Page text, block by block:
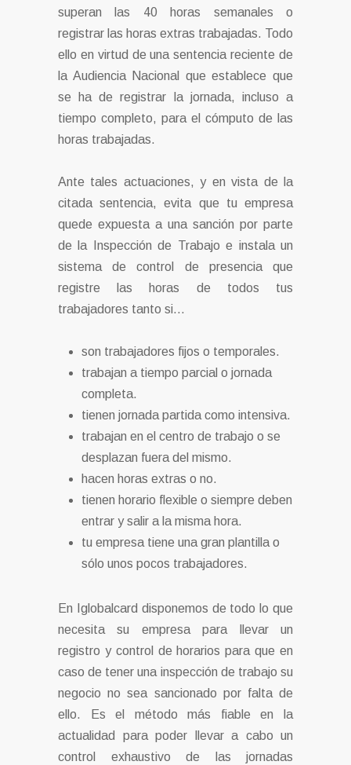
superan las 40 horas semanales o
registrar las horas extras trabajadas. Todo
ello en virtud de una sentencia reciente de
la Audiencia Nacional que establece que
se ha de registrar la jornada, incluso a
tiempo completo, para el cómputo de las
horas trabajadas.
Ante tales actuaciones, y en vista de la
citada sentencia, evita que tu empresa
quede expuesta a una sanción por parte
de la Inspección de Trabajo e instala un
sistema de control de presencia que
registre las horas de todos tus
trabajadores tanto si…
son trabajadores fijos o temporales.
trabajan a tiempo parcial o jornada
completa.
tienen jornada partida como intensiva.
trabajan en el centro de trabajo o se
desplazan fuera del mismo.
hacen horas extras o no.
tienen horario flexible o siempre deben
entrar y salir a la misma hora.
tu empresa tiene una gran plantilla o
sólo unos pocos trabajadores.
En Iglobalcard disponemos de todo lo que
necesita su empresa para llevar un
registro y control de horarios para que en
caso de tener una inspección de trabajo su
negocio no sea sancionado por falta de
ello. Es el método más fiable en la
actualidad para poder llevar a cabo un
control exhaustivo de las jornadas